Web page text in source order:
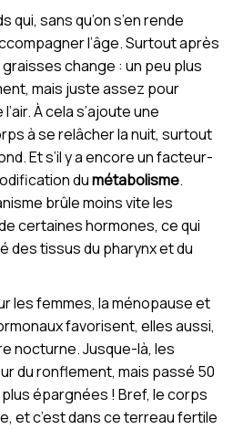
qui, sans qu’on s’en rende
l’âge. Surtout après
change : un peu plus
mais juste assez pour
À cela s’ajoute une
à se relâcher la nuit, surtout
Et s’il y a encore un facteur-
dumétabolisme.
brûle moins vite les
certaines hormones, ce qui
des tissus du pharynx et du
les femmes, la ménopause et
favorisent, elles aussi,
nocturne. Jusque-là, les
du ronflement, mais passé 50
épargnées ! Bref, le corps
et c’est dans ce terreau fertile